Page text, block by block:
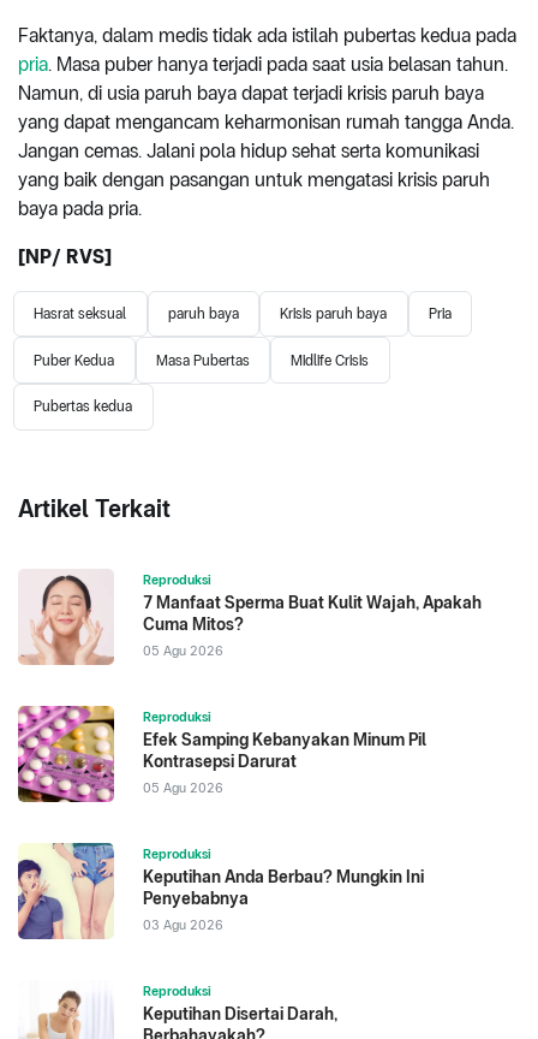
Faktanya, dalam medis tidak ada istilah pubertas kedua pada
pria. Masa puber hanya terjadi pada saat usia belasan tahun.
Namun, di usia paruh baya dapat terjadi krisis paruh baya
yang dapat mengancam keharmonisan rumah tangga Anda.
Jangan cemas. Jalani pola hidup sehat serta komunikasi
yang baik dengan pasangan untuk mengatasi krisis paruh
baya pada pria.
[NP/ RVS]
Hasrat seksual paruh baya Krisis paruh baya Pria
Puber Kedua Masa Pubertas Midlife Crisis
Pubertas kedua
Artikel Terkait
Reproduksi
7 Manfaat Sperma Buat Kulit Wajah, Apakah
Cuma Mitos?
05 Agu 2026
Reproduksi
Efek Samping Kebanyakan Minum Pil
Kontrasepsi Darurat
05 Agu 2026
Reproduksi
Keputihan Anda Berbau? Mungkin Ini
Penyebabnya
03 Agu 2026
Reproduksi
Keputihan Disertai Darah,
Berbahayakah?